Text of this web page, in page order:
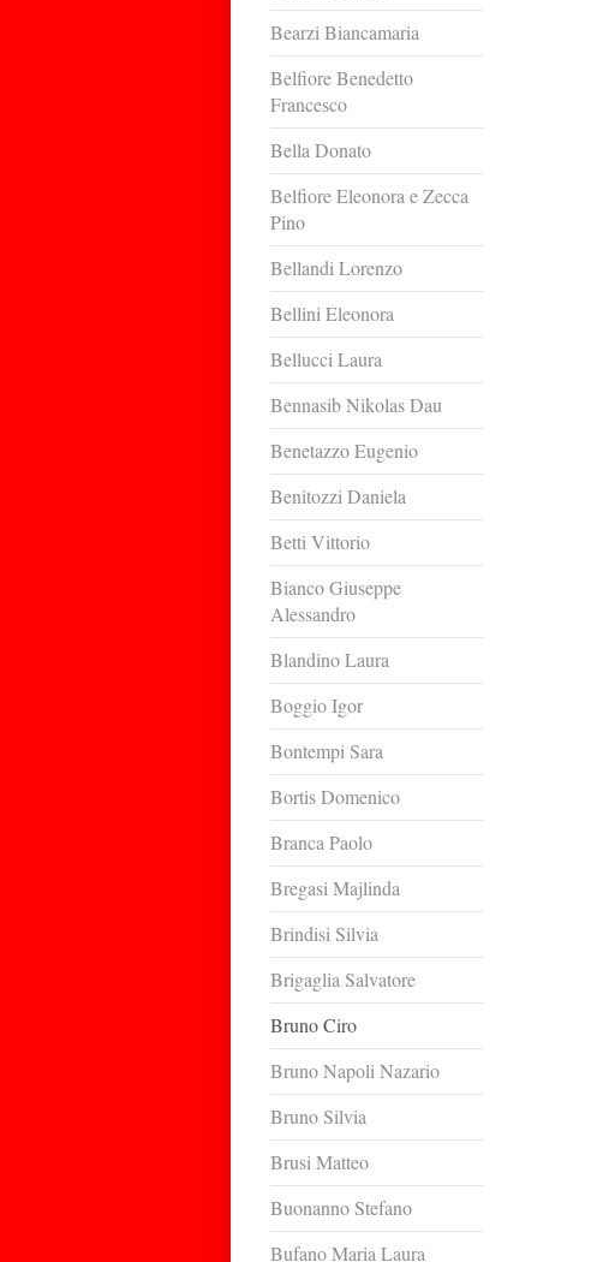
Bearzi Biancamaria
Belfiore Benedetto
Francesco
Bella Donato
Belfiore Eleonora e Zecca
Pino
Bellandi Lorenzo
Bellini Eleonora
Bellucci Laura
Bennasib Nikolas Dau
Benetazzo Eugenio
Benitozzi Daniela
Betti Vittorio
Bianco Giuseppe
Alessandro
Blandino Laura
Boggio Igor
Bontempi Sara
Bortis Domenico
Branca Paolo
Bregasi Majlinda
Brindisi Silvia
Brigaglia Salvatore
Bruno Ciro
Bruno Napoli Nazario
Bruno Silvia
Brusi Matteo
Buonanno Stefano
Bufano Maria Laura